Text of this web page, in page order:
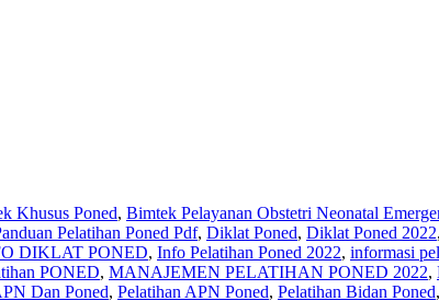
Khusus Poned, Bimtek Pelayanan Obstetri Neonatal
Pelatihan Poned Pdf, Diklat Poned, Diklat Poned 2022,
DIKLAT PONED, Info Pelatihan Poned 2022, informasi
PONED, MANAJEMEN PELATIHAN PONED 2022,
Dan Poned, Pelatihan APN Poned, Pelatihan Bidan Poned,